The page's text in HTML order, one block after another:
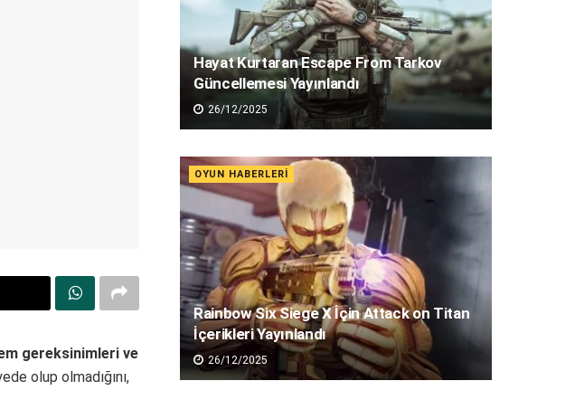
gereksinimleri ve
olup olmadığını,
Hayat Kurtaran Escape From Tarkov
Güncellemesi Yayınlandı
26/12/2025
OYUN HABERLERI
Rainbow Six Siege X İçin Attack on Titan
İçerikleri Yayınlandı
26/12/2025